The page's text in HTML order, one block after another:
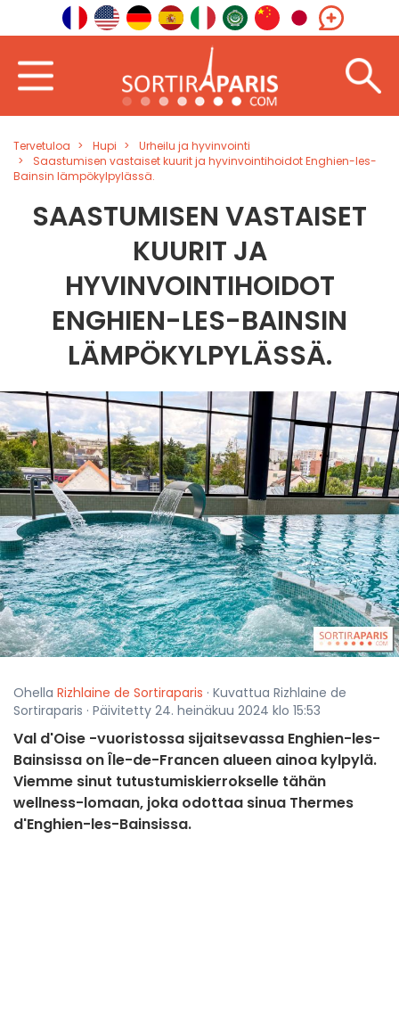
Tervetuloa Hupi
Urheilu ja hyvinvointi
Saastumisen vastaiset kuurit ja hyvinvointihoidot Enghien-les-
Bainsin lämpökylpylässä.
SAASTUMISEN VASTAISET
KUURIT JA
HYVINVOINTIHOIDOT
ENGHIEN-LES-BAINSIN
LÄMPÖKYLPYLÄSSÄ.
Ohella Rizhlaine de Sortiraparis · Kuvattua Rizhlaine de
Sortiraparis · Päivitetty 24. heinäkuu 2024 klo 15:53
Val d'Oise -vuoristossa sijaitsevassa Enghien-les-
Bainsissa on Île-de-Francen alueen ainoa kylpylä.
Viemme sinut tutustumiskierrokselle tähän
wellness-lomaan, joka odottaa sinua Thermes
d'Enghien-les-Bainsissa.